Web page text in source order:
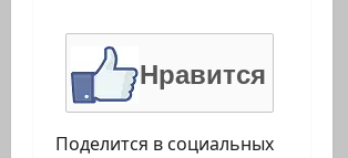
Нравится
Поделится в социальных